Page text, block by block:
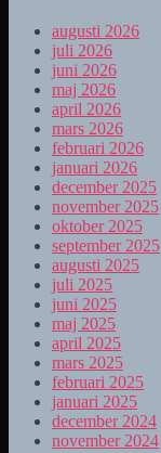
augusti 2026
juli 2026
juni 2026
maj 2026
april 2026
mars 2026
februari 2026
januari 2026
december 2025
november 2025
oktober 2025
september 2025
augusti 2025
juli 2025
juni 2025
maj 2025
april 2025
mars 2025
februari 2025
januari 2025
december 2024
november 2024